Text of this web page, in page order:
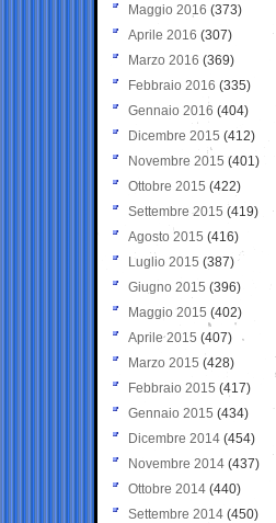
Maggio 2016 (373)
Aprile 2016 (307)
Marzo 2016 (369)
Febbraio 2016 (335)
Gennaio 2016 (404)
Dicembre 2015 (412)
Novembre 2015 (401)
Ottobre 2015 (422)
Settembre 2015 (419)
Agosto 2015 (416)
Luglio 2015 (387)
Giugno 2015 (396)
Maggio 2015 (402)
Aprile 2015 (407)
Marzo 2015 (428)
Febbraio 2015 (417)
Gennaio 2015 (434)
Dicembre 2014 (454)
Novembre 2014 (437)
Ottobre 2014 (440)
Settembre 2014 (450)